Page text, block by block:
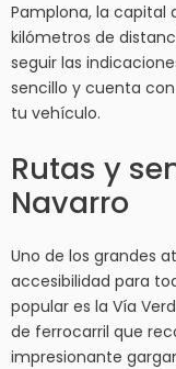
Pamplona, la capital
kilómetros de
seguir las
sencillo y cuenta
tu vehículo.
Rutas y
Navarro
Uno de los grandes
accesibilidad para
popular es la Vía
de ferrocarril que
impresionante